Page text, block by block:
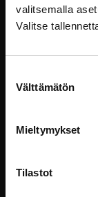
valitsemalla
Valitse
valinta
Välttämätön
Mieltymykset
Tilastot